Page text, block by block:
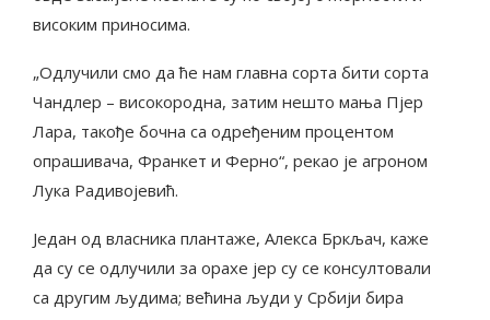
високим приносима.
„Одлучили смо да ће нам главна сорта бити сорта
Чандлер – високородна, затим нешто мања Пјер
Лара, такође бочна са одређеним процентом
опрашивача, Франкет и Ферно“, рекао је агроном
Лука Радивојевић.
Један од власника плантаже, Алекса Бркљач, каже
да су се одлучили за орахе јер су се консултовали
са другим људима; већина људи у Србији бира